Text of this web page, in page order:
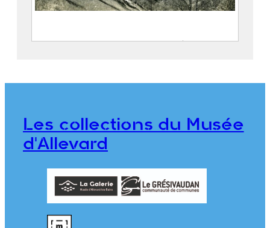
Le village de Pinsot et les vallées du
FEUGIER, Albert Marius (Saint-
Société Agfa
CE2020.1.470
Les collections du Musée
d'Allevard